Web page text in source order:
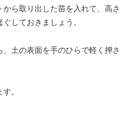
ら取り出した苗を入れて、高さ
しておきましょう。
土の表面を手のひらで軽く押さ
。